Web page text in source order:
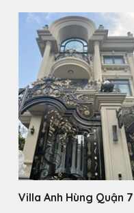
Villa Anh Hùng Quận 7